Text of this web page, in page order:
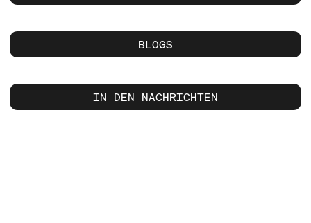
BLOGS
IN DEN NACHRICHTEN